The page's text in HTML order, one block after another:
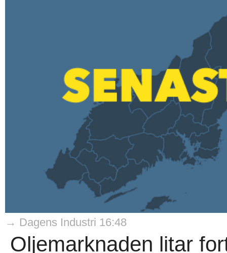
→ Dagens Industri 16:48
Oljemarknaden litar